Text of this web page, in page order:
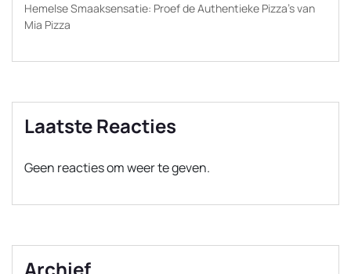
Hemelse Smaaksensatie: Proef de Authentieke Pizza’s van
Mia Pizza
Laatste Reacties
Geen reacties om weer te geven.